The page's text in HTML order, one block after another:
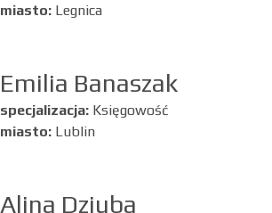
miasto: Legnica
Emilia Banaszak
specjalizacja: Księgowość
miasto: Lublin
Alina Dziuba